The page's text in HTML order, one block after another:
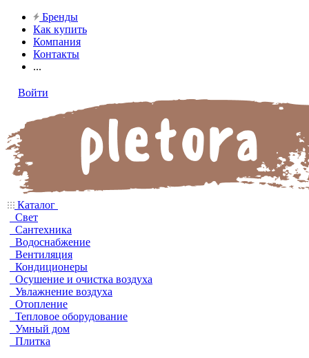
Бренды
Как купить
Компания
Контакты
...
Войти
Каталог
Свет
Сантехника
Водоснабжение
Вентиляция
Кондиционеры
Осушение и очистка воздуха
Увлажнение воздуха
Отопление
Тепловое оборудование
Умный дом
Плитка